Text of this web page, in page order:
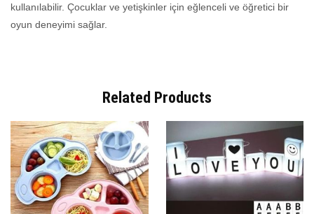
kullanılabilir. Çocuklar ve yetişkinler için eğlenceli ve öğretici bir
oyun deneyimi sağlar.
Related Products